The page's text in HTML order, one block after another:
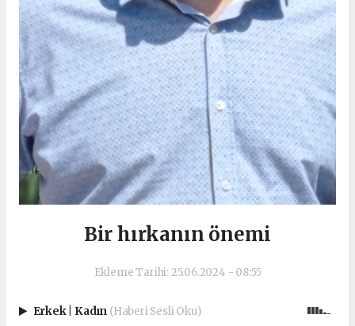
Bir hırkanın önemi
Ekleme Tarihi: 25.06.2024 - 08:55
Erkek Kadın (Haberi Sesli Oku)